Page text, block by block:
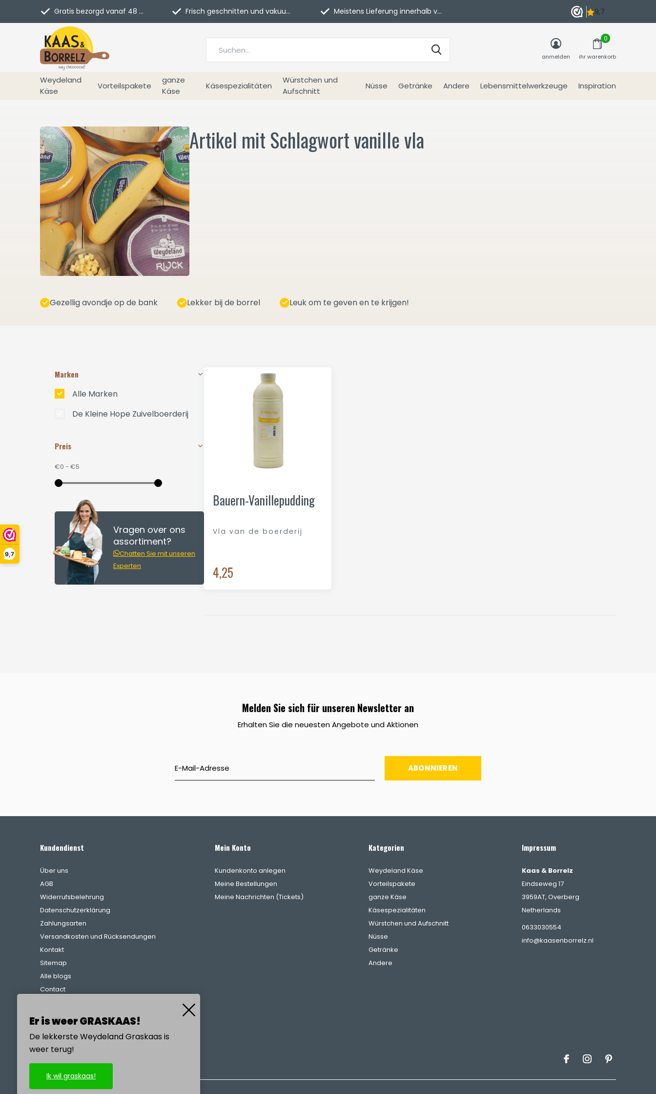
9,7
Weydeland
Käse
Vorteilspakete
ganze
Käse
Käsespezialitäten
Würstchen und
Aufschnitt
Nüsse Getränke Andere Lebensmittelwerkzeuge Inspiration
anmelden ihr warenkorb
0
Gratis bezorgd vanaf 48 euro in NL Frisch geschnitten und vakuumverpackt. Meistens Lieferung innerhalb von 3 Tagen
Artikel mit Schlagwort vanille vla
Gezellig avondje op de bank Lekker bij de borrel Leuk om te geven en te krijgen!
Bauern-Vanillepudding
Vla van de boerderij
4,25
Marken
Alle Marken
De Kleine Hope Zuivelboerderij
Preis
€0 - €5
Vragen over ons
assortiment?
Chatten Sie mit unseren
Experten
Melden Sie sich für unseren Newsletter an
Erhalten Sie die neuesten Angebote und Aktionen
ABONNIEREN
Kundendienst
Über uns
AGB
Widerrufsbelehrung
Datenschutzerklärung
Zahlungsarten
Versandkosten und Rücksendungen
Kontakt
Sitemap
Alle blogs
Contact
Referenzen
Mein Konto
Kundenkonto anlegen
Meine Bestellungen
Meine Nachrichten (Tickets)
Kategorien
Weydeland Käse
Vorteilspakete
ganze Käse
Käsespezialitäten
Würstchen und Aufschnitt
Nüsse
Getränke
Andere
Impressum
Kaas & Borrelz
Eindseweg 17
3959AT, Overberg
Netherlands
0633030554
info@kaasenborrelz.nl
Er is weer GRASKAAS!
De lekkerste Weydeland Graskaas is
weer terug!
Ik wil graskaas!